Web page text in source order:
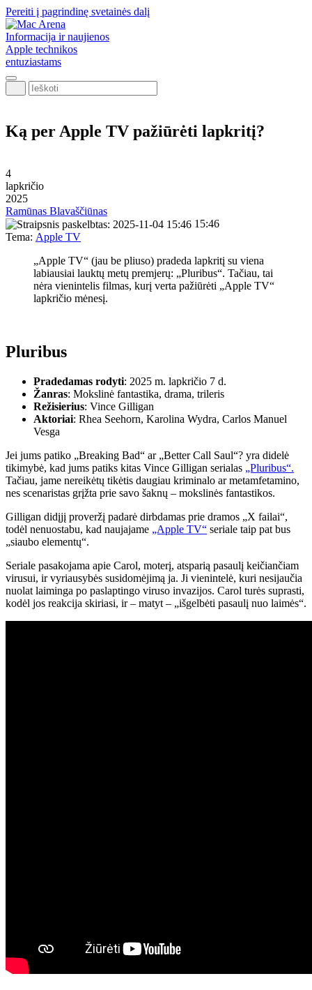
Pereiti į pagrindinę svetainės dalį
Informacija ir naujienos
Apple technikos
entuziastams
Ieškoti
Ką per Apple TV pažiūrėti lapkritį?
4
lapkričio
2025
Ramūnas Blavaščiūnas
15:46
Tema: Apple TV
„Apple TV“ (jau be pliuso) pradeda lapkritį su viena
labiausiai lauktų metų premjerų: „Pluribus“. Tačiau, tai
nėra vienintelis filmas, kurį verta pažiūrėti „Apple TV“
lapkričio mėnesį.
Pluribus
Pradedamas rodyti: 2025 m. lapkričio 7 d.
Žanras: Mokslinė fantastika, drama, trileris
Režisierius: Vince Gilligan
Aktoriai: Rhea Seehorn, Karolina Wydra, Carlos Manuel
Vesga
Jei jums patiko „Breaking Bad“ ar „Better Call Saul“? yra didelė
tikimybė, kad jums patiks kitas Vince Gilligan serialas „Pluribus“.
Tačiau, jame nereikėtų tikėtis daugiau kriminalo ar metamfetamino,
nes scenaristas grįžta prie savo šaknų – mokslinės fantastikos.
Gilligan didįjį proveržį padarė dirbdamas prie dramos „X failai“,
todėl nenuostabu, kad naujajame „Apple TV“ seriale taip pat bus
„siaubo elementų“.
Seriale pasakojama apie Carol, moterį, atsparią pasaulį keičiančiam
virusui, ir vyriausybės susidomėjimą ja. Ji vienintelė, kuri nesijaučia
nuolat laiminga po paslaptingo viruso invazijos. Carol turės suprasti,
kodėl jos reakcija skiriasi, ir – matyt – „išgelbėti pasaulį nuo laimės“.